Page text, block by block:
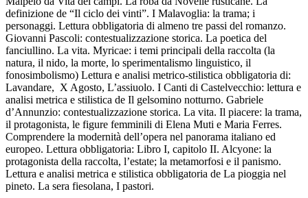
definizione de “Il ciclo dei vinti”. I Malavoglia: la trama; i
personaggi. Lettura obbligatoria di almeno tre passi del romanzo.
Giovanni Pascoli: contestualizzazione storica. La poetica del
fanciullino. La vita. Myricae: i temi principali della raccolta (la
natura, il nido, la morte, lo sperimentalismo linguistico, il
fonosimbolismo) Lettura e analisi metrico-stilistica obbligatoria di:
Lavandare, X Agosto, L’assiuolo. I Canti di Castelvecchio: lettura e
analisi metrica e stilistica de Il gelsomino notturno. Gabriele
d’Annunzio: contestualizzazione storica. La vita. Il piacere: la trama,
il protagonista, le figure femminili di Elena Muti e Maria Ferres.
Comprendere la modernità dell’opera nel panorama italiano ed
europeo. Lettura obbligatoria: Libro I, capitolo II. Alcyone: la
protagonista della raccolta, l’estate; la metamorfosi e il panismo.
Lettura e analisi metrica e stilistica obbligatoria de La pioggia nel
pineto. La sera fiesolana, I pastori.